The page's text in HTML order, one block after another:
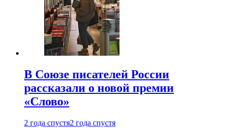
В Союзе писателей России
рассказали о новой премии
«Слово»
2 года спустя2 года спустя